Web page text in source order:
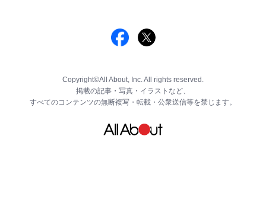
Copyright©All About, Inc. All rights reserved.
掲載の記事・写真・イラストなど、
すべてのコンテンツの無断複写・転載・公衆送信等を禁じます。